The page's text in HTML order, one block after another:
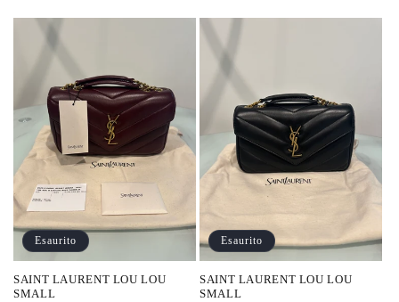
Esaurito
SAINT LAURENT LOU LOU
SMALL
Esaurito
SAINT LAURENT LOU LOU
SMALL